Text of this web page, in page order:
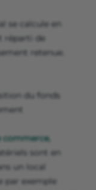
se calcule en
réparti de
retenue.
du fonds
commerce,
sont en
un local
par exemple